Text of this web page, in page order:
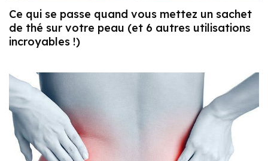
Ce qui se passe quand vous mettez un sachet
de thé sur votre peau (et 6 autres utilisations
incroyables !)